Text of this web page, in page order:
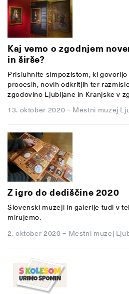
Kaj vemo o zgodnjem
in širše?
Prisluhnite simpozistom, ki
procesih, novih odkritjih ter
zgodovino Ljubljane in Kranjske v
13. oktober 2020 – Mestni muzej
Z igro do dediščine 2020
Slovenski muzeji in galerije tudi v
mirujemo.
2. oktober 2020 – Mestni muzej